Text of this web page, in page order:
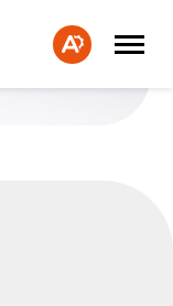
Ouvrir
la
la
site
fermée du 10
période estivale.